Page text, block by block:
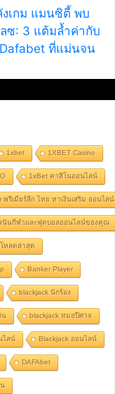
งเกม แมนซิตี้ พบ
ซ: 3 แต้มล้ำค่ากับ
ที่แม่นจน
1xbet 1XBET Casino
1xBet คาสิโนออนไลน์
พรีเมียร์ลีก ไทย หาเงินเสริม ออนไลน์
นันกีฬาและฟุตบอลออนไลน์ของคุณ
หลดล่าสุด
Banker Player
blackjack นักร้อง
น blackjack หมอปีศาจ
ไลน์ Blackjack ออนไลน์
DAFAbet